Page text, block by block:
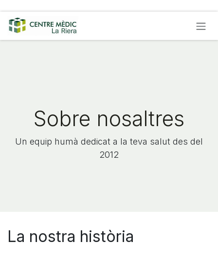
Skip to Content
Sobre nosaltres
Un equip humà dedicat a la teva salut des del
2012
La nostra història